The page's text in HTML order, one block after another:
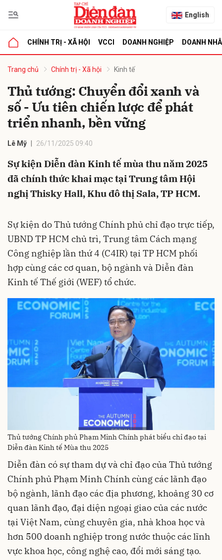
English
CHÍNH TRỊ - XÃ HỘI VCCI DOANH NGHIỆP DOANH
Trang chủ Chính trị - Xã hội Kinh tế
Thủ tướng: Chuyển đổi xanh và
số - Ưu tiên chiến lược để phát
triển nhanh, bền vững
Lê Mỹ 26/11/2025 09:40
Sự kiện Diễn đàn Kinh tế mùa thu năm 2025
đã chính thức khai mạc tại Trung tâm Hội
nghị Thisky Hall, Khu đô thị Sala, TP HCM.
Sự kiện do Thủ tướng Chính phủ chỉ đạo trực tiếp,
UBND TP HCM chủ trì, Trung tâm Cách mạng
Công nghiệp lần thứ 4 (C4IR) tại TP HCM phối
hợp cùng các cơ quan, bộ ngành và Diễn đàn
Kinh tế Thế giới (WEF) tổ chức.
Thủ tướng Chính phủ Phạm Minh Chính phát biểu chỉ đạo tại
Diễn đàn Kinh tế Mùa thu 2025
Diễn đàn có sự tham dự và chỉ đạo của Thủ tướng
Chính phủ Phạm Minh Chính cùng các lãnh đạo
bộ ngành, lãnh đạo các địa phương, khoảng 30 cơ
quan lãnh đạo, đại diện ngoại giao của các nước
tại Việt Nam, cùng chuyên gia, nhà khoa học và
hơn 500 doanh nghiệp trong nước thuộc các lĩnh
vực khoa học, công nghệ cao, đổi mới sáng tạo.
luận
Hủy